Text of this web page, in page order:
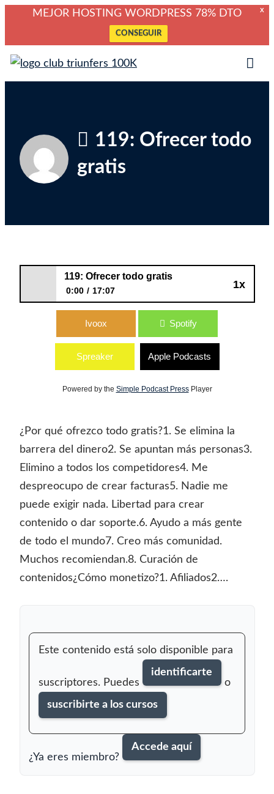
X
MEJOR HOSTING WORDPRESS 78% DTO
CONSEGUIR
Saltar
Club Triunfers
Club de Emprendedores Online
119: Ofrecer todo
gratis
1x
119: Ofrecer todo gratis
0:00 17:07
119: Ofrecer todo gratis
Ivoox Spotify
Spreaker Apple Podcasts
Powered by the Simple Podcast PressPlayer
¿Por qué ofrezco todo gratis?1. Se elimina la
barrera del dinero2. Se apuntan más personas3.
Elimino a todos los competidores4. Me
despreocupo de crear facturas5. Nadie me
puede exigir nada. Libertad para crear
contenido o dar soporte.6. Ayudo a más gente
de todo el mundo7. Creo más comunidad.
Muchos recomiendan.8. Curación de
contenidos¿Cómo monetizo?1. Afiliados2….
Este contenido está solo disponible para
suscriptores. Puedes
identificarte
o
suscribirte a los cursos
¿Ya eres miembro?
Accede aquí